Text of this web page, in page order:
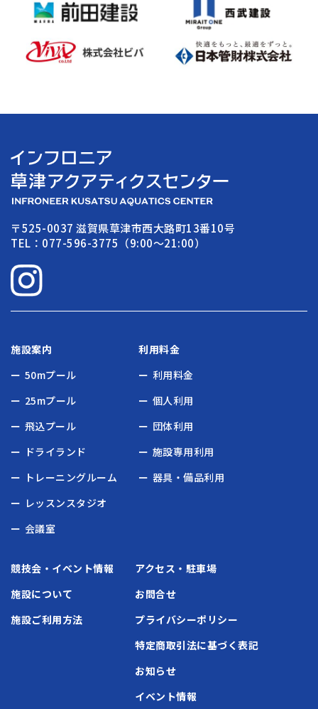
〒525-0037 滋賀県草津市西大路町13番10号
TEL：077-596-3775（9:00〜21:00）
施設案内
50mプール
25mプール
飛込プール
ドライランド
トレーニングルーム
レッスンスタジオ
会議室
利用料金
利用料金
個人利用
団体利用
施設専用利用
器具・備品利用
競技会・イベント情報
施設について
施設ご利用方法
アクセス・駐車場
お問合せ
プライバシーポリシー
特定商取引法に基づく表記
お知らせ
イベント情報